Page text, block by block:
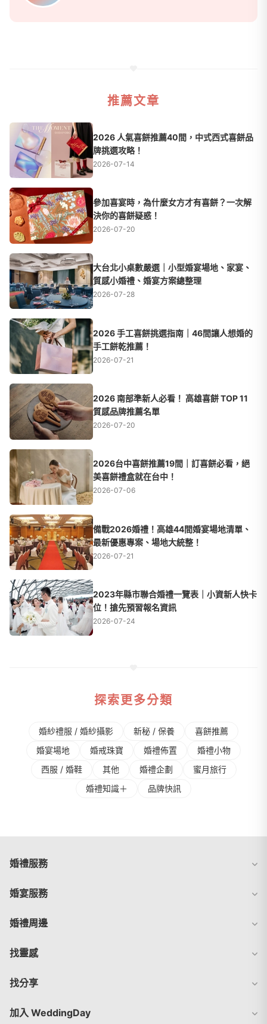
推薦文章
2026 人氣喜餅推薦40間，中式西式喜餅品
牌挑選攻略！
2026-07-14
參加喜宴時，為什麼女方才有喜餅？一次解
決你的喜餅疑惑！
2026-07-20
大台北小桌數嚴選｜小型婚宴場地、家宴、
質感小婚禮、婚宴方案總整理
2026-07-28
2026 手工喜餅挑選指南｜46間讓人想婚的
手工餅乾推薦！
2026-07-21
2026 南部準新人必看！ 高雄喜餅 TOP 11
質感品牌推薦名單
2026-07-20
2026台中喜餅推薦19間｜訂喜餅必看，絕
美喜餅禮盒就在台中！
2026-07-06
備戰2026婚禮！高雄44間婚宴場地清單、
最新優惠專案、場地大統整！
2026-07-21
2023年縣市聯合婚禮一覽表｜小資新人快卡
位！搶先預習報名資訊
2026-07-24
探索更多分類
婚紗禮服 / 婚紗攝影 新秘 / 保養
喜餅推薦
婚宴場地
婚戒珠寶 婚禮佈置
婚禮⼩物
⻄服 / 婚鞋
其他 婚禮企劃
蜜⽉旅⾏
婚禮知識＋
品牌快訊
婚禮服務
婚宴服務
婚禮周邊
找靈感
找分享
加入 WeddingDay